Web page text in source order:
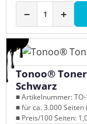
− +
Tonoo®
Schwarz
■ Artikelnummer:
■ für ca. 3.000 Seiten
■ Preis/100 Seiten: